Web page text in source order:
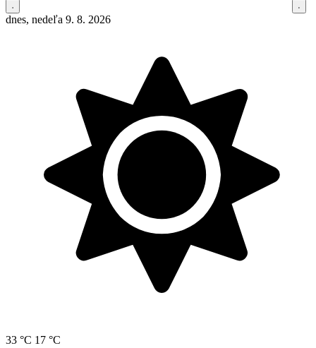
dnes, nedeľa 9. 8. 2026
33 °C 17 °C